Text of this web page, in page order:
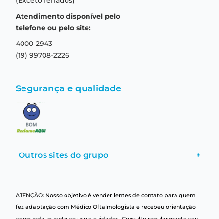
Aviso de privacidade
Termos e condições de uso
Central de relacionamento
Atendimento disponível pelo
telefone ou pelo site:
4000-2943
(19) 99708-2226
Segurança e qualidade
Outros sites do grupo +
ATENÇÃO: Nosso objetivo é vender lentes de contato para quem
fez adaptação com Médico Oftalmologista e recebeu orientação